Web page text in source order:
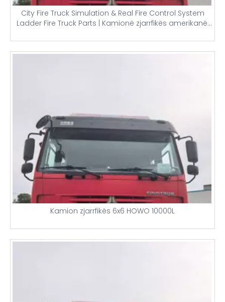
City Fire Truck Simulation & Real Fire Control System
Ladder Fire Truck Parts | Kamionë zjarrfikës amerikanë,
Kamion zjarrfikës 6x6 HOWO 10000L